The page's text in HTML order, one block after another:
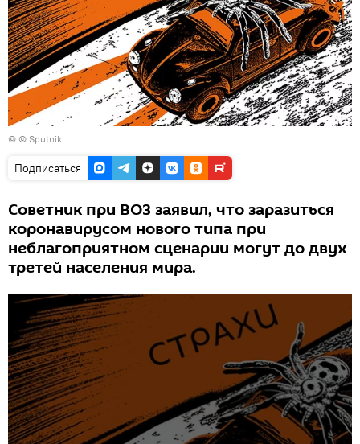
© © Sputnik
Подписаться
Советник при ВОЗ заявил, что заразиться
коронавирусом нового типа при
неблагоприятном сценарии могут до двух
третей населения мира.